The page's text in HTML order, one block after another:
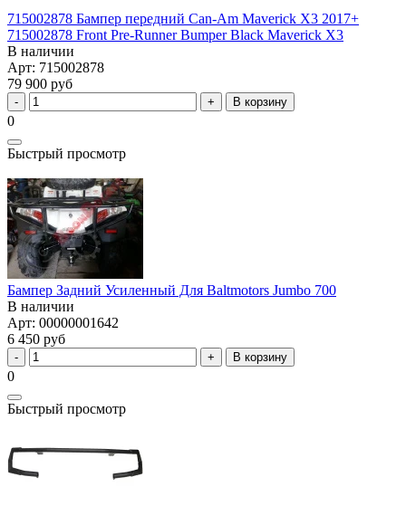
715002878 Бампер передний Can-Am Maverick X3 2017+
715002878 Front Pre-Runner Bumper Black Maverick X3
В наличии
Арт: 715002878
79 900 руб
В корзину
0
Быстрый просмотр
Бампер Задний Усиленный Для Baltmotors Jumbo 700
В наличии
Арт: 00000001642
6 450 руб
В корзину
0
Быстрый просмотр